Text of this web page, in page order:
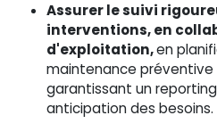
Assurer le suivi
interventions, en
d'exploitation,en
maintenance
garantissant un
anticipation des besoins.